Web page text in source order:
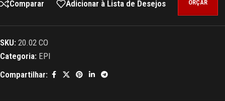
Comparar Adicionar à Lista de Desejos ORÇAR
SKU: 20.02 CO
Categoria: EPI
Compartilhar: